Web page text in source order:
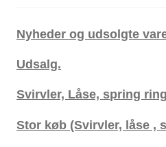
Nyheder og udsolgte
Udsalg.
Svirvler, Låse, spring
Stor køb (Svirvler, låse ,